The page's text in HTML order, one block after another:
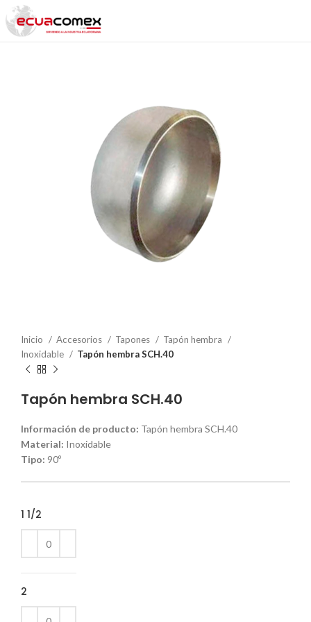
Inicio Accesorios Tapones
Tapón hembra
Inoxidable
Tapón hembra SCH.40
Tapón hembra SCH.40
Información de producto: Tapón hembra SCH.40
Material: Inoxidable
Tipo: 90º
1 1/2
2